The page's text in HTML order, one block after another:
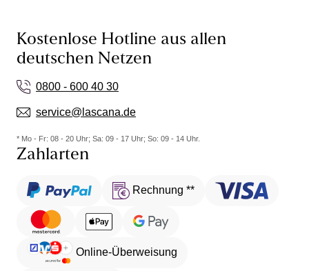
Kostenlose Hotline aus allen
deutschen Netzen
0800 - 600 40 30
service@lascana.de
* Mo - Fr: 08 - 20 Uhr; Sa: 09 - 17 Uhr; So: 09 - 14 Uhr.
Zahlarten
Rechnung **
Online-Überweisung